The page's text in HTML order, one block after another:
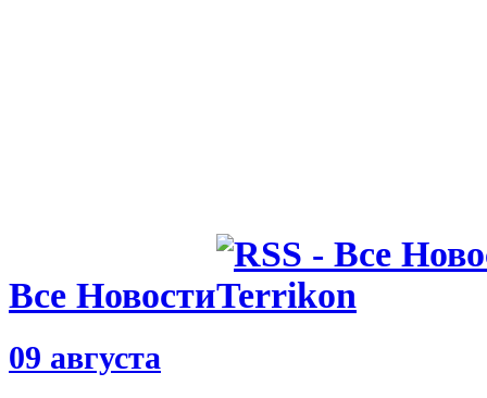
Все Новости
09 августа